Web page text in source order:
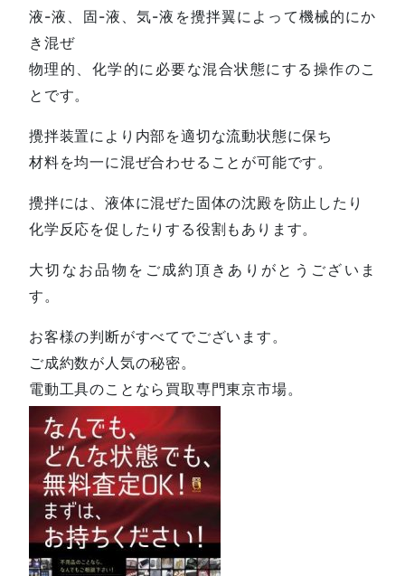
液-液、固-液、気-液を攪拌翼によって機械的にか
き混ぜ
物理的、化学的に必要な混合状態にする操作のこ
とです。
攪拌装置により内部を適切な流動状態に保ち
材料を均一に混ぜ合わせることが可能です。
攪拌には、液体に混ぜた固体の沈殿を防止したり
化学反応を促したりする役割もあります。
大切なお品物をご成約頂きありがとうございま
す。
お客様の判断がすべてでございます。
ご成約数が人気の秘密。
電動工具のことなら買取専門東京市場。